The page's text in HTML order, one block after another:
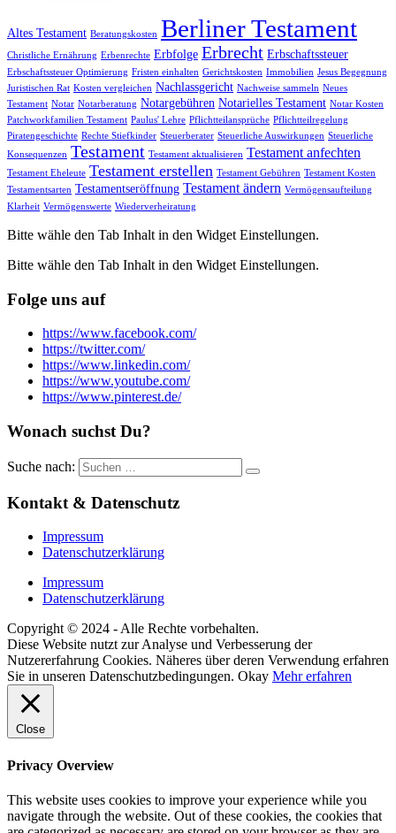
Altes Testament Beratungskosten Berliner Testament
Christliche Ernährung Erbenrechte Erbfolge Erbrecht Erbschaftssteuer
Erbschaftssteuer Optimierung Fristen einhalten Gerichtskosten Immobilien Jesus Begegnung
Juristischen Rat Kosten vergleichen Nachlassgericht Nachweise sammeln Neues
Testament Notar Notarberatung Notargebühren Notarielles Testament Notar Kosten
Patchworkfamilien Testament Paulus' Lehre Pflichtteilansprüche Pflichtteilregelung
Piratengeschichte Rechte Stiefkinder Steuerberater Steuerliche Auswirkungen Steuerliche
Konsequenzen Testament Testament aktualisieren Testament anfechten
Testament Eheleute Testament erstellen Testament Gebühren Testament Kosten
Testamentsarten Testamentseröffnung Testament ändern Vermögensaufteilung
Klarheit Vermögenswerte Wiederverheiratung
Bitte wähle den Tab Inhalt in den Widget Einstellungen.
Bitte wähle den Tab Inhalt in den Widget Einstellungen.
Folge uns auf
https://www.facebook.com/
https://twitter.com/
https://www.linkedin.com/
https://www.youtube.com/
https://www.pinterest.de/
Wonach suchst Du?
Suche nach:
Kontakt & Datenschutz
Impressum
Datenschutzerklärung
Impressum
Datenschutzerklärung
Copyright © 2024 - Alle Rechte vorbehalten.
Diese Website nutzt zur Analyse und Verbesserung der
Nutzererfahrung Cookies. Näheres über deren Verwendung erfahren
Sie in unseren Datenschutzbedingungen. Okay Mehr erfahren
Close
Privacy Overview
This website uses cookies to improve your experience while you
navigate through the website. Out of these cookies, the cookies that